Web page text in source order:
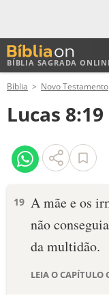
BÍBLIA SAGRADA
ANTIGO
NOVO TESTAMENTO
VERSÍCULOS
PALAVRA DO DIA
Bíblia Novo Testamento
Lucas 8:19
19 A mãe e os
não
da multidão.
LEIA O CAPÍTULO